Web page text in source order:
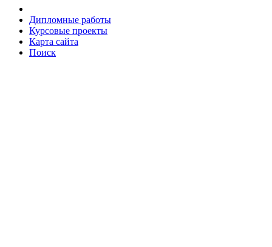
Дипломные работы
Курсовые проекты
Карта сайта
Поиск